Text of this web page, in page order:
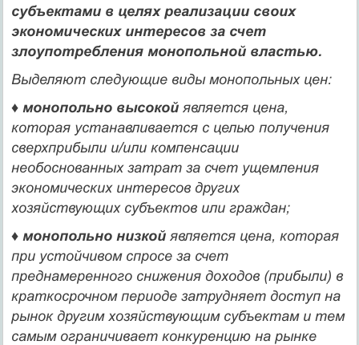
субъектами в целях реали­зации своих
экономических интересов за счет
злоупотребления монопольной властью.
Выделяют следующие виды монопольных цен:
♦ монопольно высокойявляется цена,
которая устанавливается с целью получения
сверхприбыли и/или компенсации
необоснованных затрат за счет ущемления
экономических интересов других
хозяйствующих субъектов или граждан;
♦ монопольно низкойявляется цена, которая
при устой­чивом спросе за счет
преднамеренного снижения доходов (прибыли) в
краткосрочном периоде затрудняет доступ на
рынок другим хозяйствующим субъектам и тем
самым огра­ничивает конкуренцию на рынке